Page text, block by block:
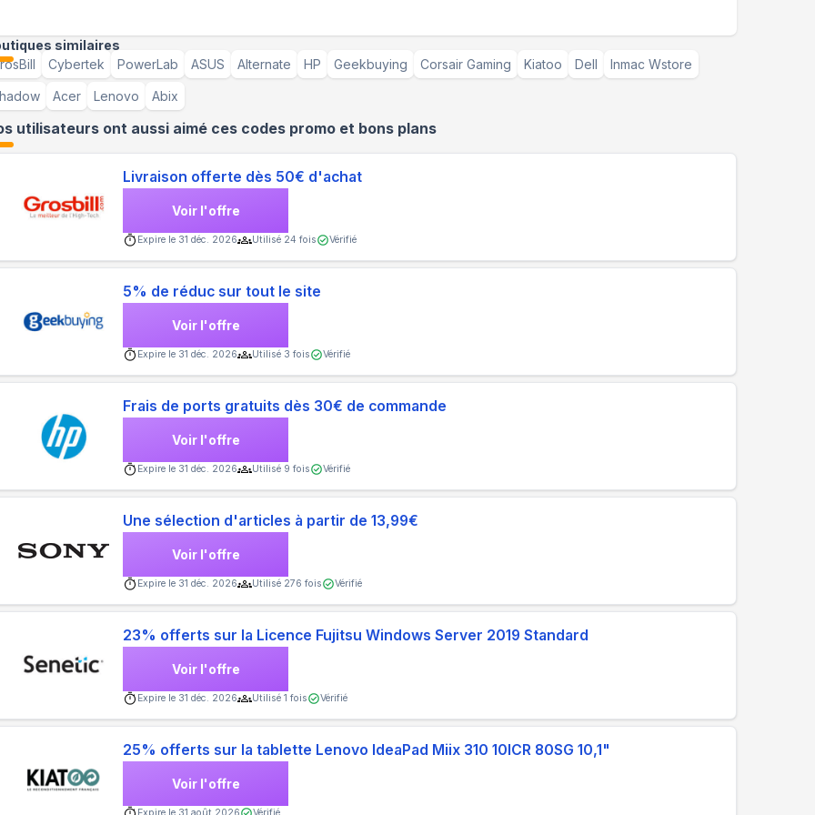
similaires
Cybertek PowerLab ASUS Alternate HP Geekbuying Corsair Gaming Kiatoo Dell Inmac Wstore
Acer Lenovo Abix
utilisateurs ont aussi aimé ces codes promo et bons plans
Livraison offerte dès 50€ d'achat
Voir l'offre
Expire le 31 déc. 2026 Utilisé 24 fois Vérifié
5% de réduc sur tout le site
Voir l'offre
Expire le 31 déc. 2026 Utilisé 3 fois Vérifié
Frais de ports gratuits dès 30€ de commande
Voir l'offre
Expire le 31 déc. 2026 Utilisé 9 fois Vérifié
Une sélection d'articles à partir de 13,99€
Voir l'offre
Expire le 31 déc. 2026 Utilisé 276 fois Vérifié
23% offerts sur la Licence Fujitsu Windows Server 2019 Standard
Voir l'offre
Expire le 31 déc. 2026 Utilisé1 fois Vérifié
25% offerts sur la tablette Lenovo IdeaPad Miix 310 10ICR 80SG 10,1"
Voir l'offre